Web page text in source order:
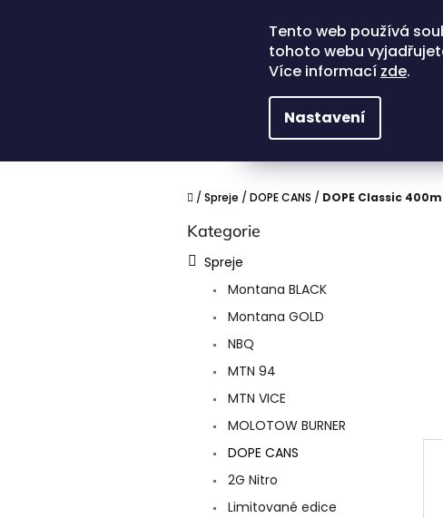
Tento web používá
tohoto webu
Více informací zde.
Nastavení
Domů
/ Spreje / DOPE CANS / DOPE Classic
Přeskočit
Kategorie
Spreje
Montana BLACK
Montana GOLD
NBQ
MTN 94
MTN VICE
MOLOTOW BURNER
DOPE CANS
2G Nitro
Limitované edice